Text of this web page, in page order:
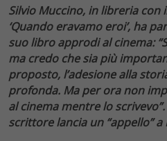
Silvio Muccino, in libreria
‘Quando eravamo eroi’, ha
suo libro approdi al cinema:
ma credo che sia più
proposto, l’adesione alla
profonda. Ma per ora non
al cinema mentre lo
scrittore lancia un “appello”